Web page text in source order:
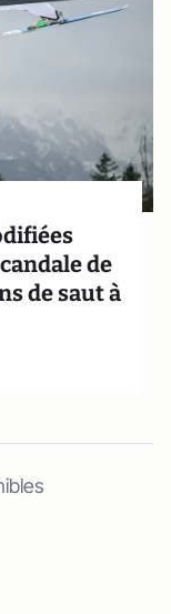
de
de saut à